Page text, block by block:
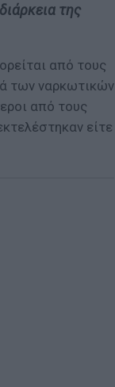
της
από τους
των ναρκωτικών
από τους
είτε